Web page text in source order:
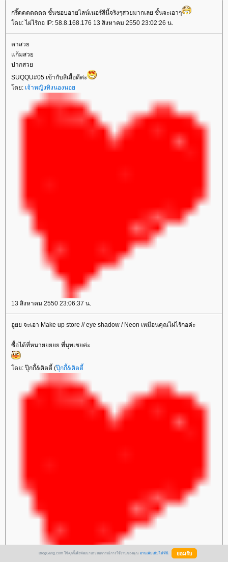
กรี๊ดดดดดดด ชั้นชอบอายไลน์เนอร์สีนี้จริงๆสวยมากเลย ชั้นจะเอาๆ
ดย: ไผ่ไร้กอ IP: 58.8.168.176 13 สิงหาคม 2550 23:02:26 น.
ตาสว
ก้มสว
ปากสว
SUQQU#05 เข้ากับสีเสื้อดีค่ะ
ดย: เจ้าหญิงทิงนองนอ
13 สิงหาคม 2550 23:06:37 น.
อูยย จะเอา Make up store // eye shadow / Neon เหมือนคุณไผ่ไร้กอค่ะ
ซื้อได้ที่หนายยยยย พี่นุทเชยค่ะ
ดย: ปุ๊กกี้&คิตตี้ (ปุ๊กกี้&คิตตี้
BlogGang.com ใช้คุกกี้เพื่อพัฒนาประสบการณ์การใช้งานของคุณ อ่านเพิ่มเติมได้ที่นี่